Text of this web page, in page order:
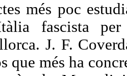
més poc
fascista per
J. F.
que més ha